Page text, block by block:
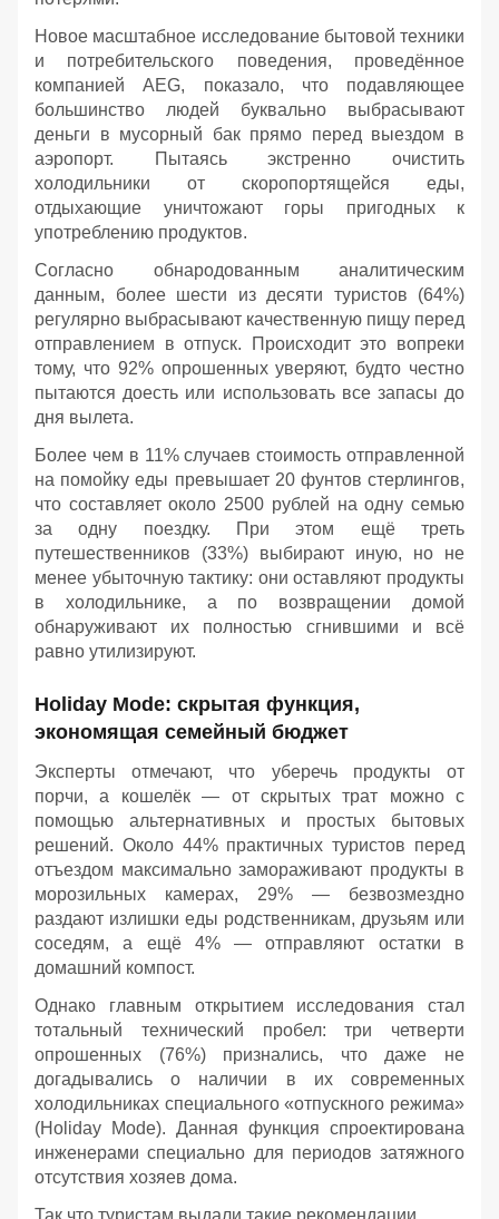
Новое масштабное исследование бытовой техники
и потребительского поведения, проведённое
компанией AEG, показало, что подавляющее
большинство людей буквально выбрасывают
деньги в мусорный бак прямо перед выездом в
аэропорт. Пытаясь экстренно очистить
холодильники от скоропортящейся еды,
отдыхающие уничтожают горы пригодных к
употреблению продуктов.
Согласно обнародованным аналитическим
данным, более шести из десяти туристов (64%)
регулярно выбрасывают качественную пищу перед
отправлением в отпуск. Происходит это вопреки
тому, что 92% опрошенных уверяют, будто честно
пытаются доесть или использовать все запасы до
дня вылета.
Более чем в 11% случаев стоимость отправленной
на помойку еды превышает 20 фунтов стерлингов,
что составляет около 2500 рублей на одну семью
за одну поездку. При этом ещё треть
путешественников (33%) выбирают иную, но не
менее убыточную тактику: они оставляют продукты
в холодильнике, а по возвращении домой
обнаруживают их полностью сгнившими и всё
равно утилизируют.
Holiday Mode: скрытая функция,
экономящая семейный бюджет
Эксперты отмечают, что уберечь продукты от
порчи, а кошелёк — от скрытых трат можно с
помощью альтернативных и простых бытовых
решений. Около 44% практичных туристов перед
отъездом максимально замораживают продукты в
морозильных камерах, 29% — безвозмездно
раздают излишки еды родственникам, друзьям или
соседям, а ещё 4% — отправляют остатки в
домашний компост.
Однако главным открытием исследования стал
тотальный технический пробел: три четверти
опрошенных (76%) признались, что даже не
догадывались о наличии в их современных
холодильниках специального «отпускного режима»
(Holiday Mode). Данная функция спроектирована
инженерами специально для периодов затяжного
отсутствия хозяев дома.
Так что туристам выдали такие рекомендации